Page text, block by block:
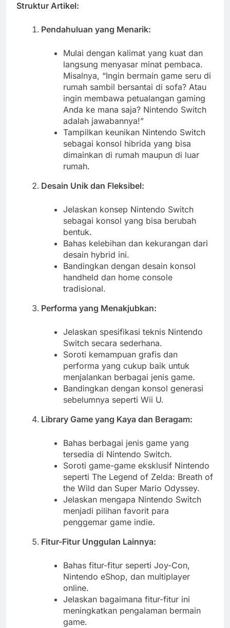
Struktur Artikel:
Pendahuluan yang Menarik:
Mulai dengan kalimat yang kuat dan
langsung menyasar minat pembaca.
Misalnya, “Ingin bermain game seru di
rumah sambil bersantai di sofa? Atau
ingin membawa petualangan gaming
Anda ke mana saja? Nintendo Switch
adalah jawabannya!”
Tampilkan keunikan Nintendo Switch
sebagai konsol hibrida yang bisa
dimainkan di rumah maupun di luar
rumah.
Desain Unik dan Fleksibel:
Jelaskan konsep Nintendo Switch
sebagai konsol yang bisa berubah
bentuk.
Bahas kelebihan dan kekurangan dari
desain hybrid ini.
Bandingkan dengan desain konsol
handheld dan home console
tradisional.
Performa yang Menakjubkan:
Jelaskan spesifikasi teknis Nintendo
Switch secara sederhana.
Soroti kemampuan grafis dan
performa yang cukup baik untuk
menjalankan berbagai jenis game.
Bandingkan dengan konsol generasi
sebelumnya seperti Wii U.
Library Game yang Kaya dan Beragam:
Bahas berbagai jenis game yang
tersedia di Nintendo Switch.
Soroti game-game eksklusif Nintendo
seperti The Legend of Zelda: Breath of
the Wild dan Super Mario Odyssey.
Jelaskan mengapa Nintendo Switch
menjadi pilihan favorit para
penggemar game indie.
Fitur-Fitur Unggulan Lainnya:
Bahas fitur-fitur seperti Joy-Con,
Nintendo eShop, dan multiplayer
online.
Jelaskan bagaimana fitur-fitur ini
meningkatkan pengalaman bermain
game.